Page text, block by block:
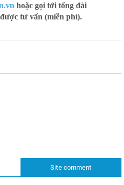
hoặc gọi tới tổng đài
được tư vấn (miễn phí).
Site comment